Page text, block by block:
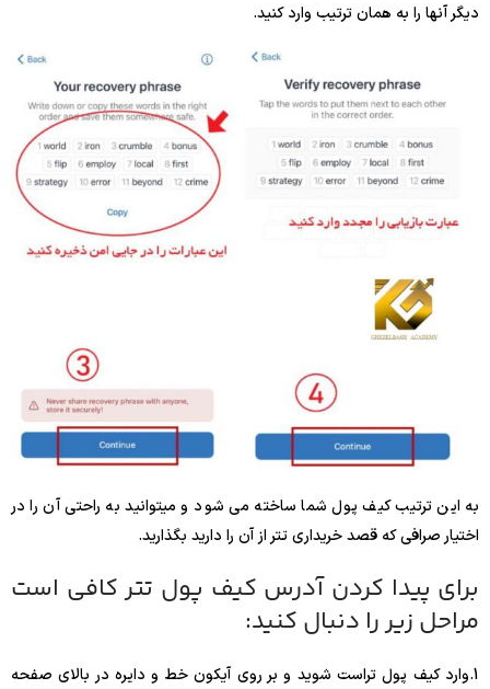
دیگر آنها را به همان ترتیب وارد کنید.
به این ترتیب کیف پول شما ساخته می شود و میتوانید به راحتی آن را در
اختیار صرافی که قصد خریداری تتر از آن را دارید بگذارید.
برای پیدا کردن آدرس کیف پول تتر کافی است
مراحل زیر را دنبال کنید:
1.وارد کیف پول تراست شوید و بر روی آیکون خط و دایره در بالای صفحه